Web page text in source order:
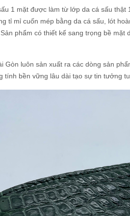
1 mặt được làm từ lớp da cá sấu thật
tỉ mỉ cuốn mép bằng da cá sấu, lót
phẩm có thiết kế sang trọng bề
Gòn luôn sản xuất ra các dòng sản
tính bền vững lâu dài tạo sự tin tưởng